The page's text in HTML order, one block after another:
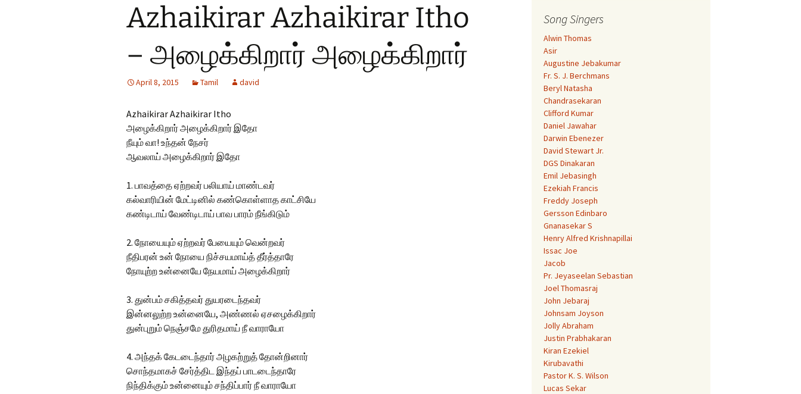
Malayalam Songs
Telugu Songs
English Songs
Azhaikirar Azhaikirar Itho
– அழைக்கிறார் அழைக்கிறார்
April 8, 2015 Tamil david
Azhaikirar Azhaikirar Itho
அழைக்கிறார் அழைக்கிறார் இதோ
நீயும் வா! உந்தன் நேசர்
ஆவலாய் அழைக்கிறார் இதோ
1. பாவத்தை ஏற்றவர் பலியாய் மாண்டவர்
கல்வாரியின் மேட்டினில் கண்கொள்ளாத காட்சியே
கண்டிடாய் வேண்டிடாய் பாவ பாரம் நீங்கிடும்
2. நோயையும் ஏற்றவர் பேயையும் வென்றவர்
நீதிபரன் உன் நோயை நிச்சயமாய்த் தீர்த்தாரே
நோயுற்ற உன்னையே நேயமாய் அழைக்கிறார்
3. துன்பம் சகித்தவர் துயரடைந்தவர்
இன்னலுற்ற உன்னையே, அண்ணல் ஏசழைக்கிறார்
துன்புறும் நெஞ்சமே துரிதமாய் நீ வாராயோ
4. அந்தக் கேடடைந்தார் அழகற்றுத் தோன்றினார்
சொந்தமாகச் சேர்த்திட இந்தப் பாடடைந்தாரே
நிந்திக்கும் உன்னையும் சந்திப்பார் நீ வாராயோ
Song Singers
Alwin Thomas
Asir
Augustine Jebakumar
Fr. S. J. Berchmans
Beryl Natasha
Chandrasekaran
Clifford Kumar
Daniel Jawahar
Darwin Ebenezer
David Stewart Jr.
DGS Dinakaran
Emil Jebasingh
Ezekiah Francis
Freddy Joseph
Gersson Edinbaro
Gnanasekar S
Henry Alfred Krishnapillai
Issac Joe
Jacob
Pr. Jeyaseelan Sebastian
Joel Thomasraj
John Jebaraj
Johnsam Joyson
Jolly Abraham
Justin Prabhakaran
Kiran Ezekiel
Kirubavathi
Pastor K. S. Wilson
Lucas Sekar